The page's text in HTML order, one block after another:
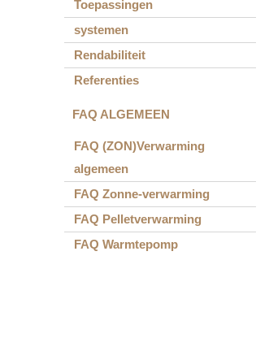
Toepassingen
systemen
Rendabiliteit
Referenties
FAQ ALGEMEEN
FAQ (ZON)Verwarming
algemeen
FAQ Zonne-verwarming
FAQ Pelletverwarming
FAQ Warmtepomp